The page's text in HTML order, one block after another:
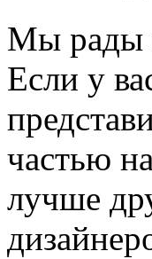
Мы рады
Если у
частью
лучше